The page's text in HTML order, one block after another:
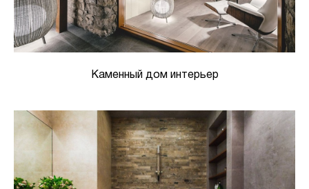
Каменный дом интерьер